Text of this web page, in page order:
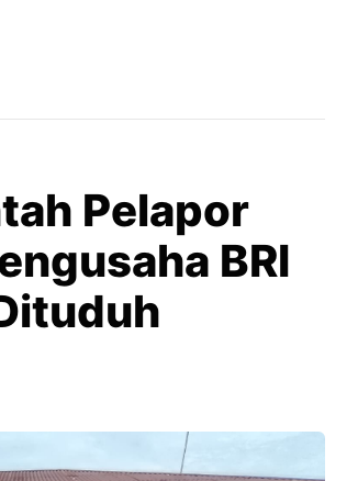
Pelapor
BRI